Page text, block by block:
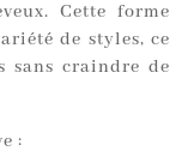
Cette forme
de styles, ce
sans craindre de
: